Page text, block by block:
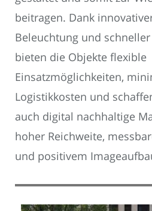
beitragen. Dank
Beleuchtung und
bieten die Objekte flexible
Einsatzmöglichkeiten,
Logistikkosten und
auch digital nachhaltige
hoher Reichweite,
und positivem